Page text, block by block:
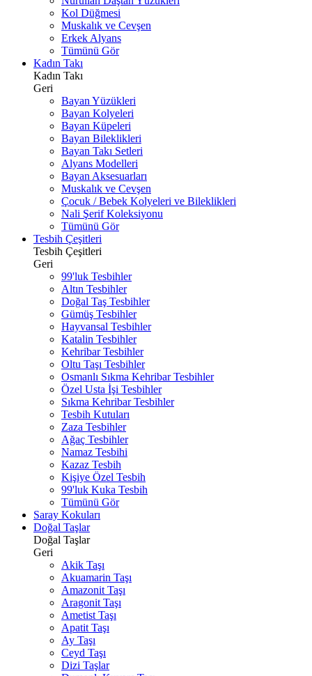
Kol Düğmesi
Muskalık ve Cevşen
Erkek Alyans
Tümünü Gör
Kadın Takı
Kadın Takı
Geri
Bayan Yüzükleri
Bayan Kolyeleri
Bayan Küpeleri
Bayan Bileklikleri
Bayan Takı Setleri
Alyans Modelleri
Bayan Aksesuarları
Muskalık ve Cevşen
Çocuk / Bebek Kolyeleri ve Bileklikleri
Nali Şerif Koleksiyonu
Tümünü Gör
Tesbih Çeşitleri
Tesbih Çeşitleri
Geri
99'luk Tesbihler
Altın Tesbihler
Doğal Taş Tesbihler
Gümüş Tesbihler
Hayvansal Tesbihler
Katalin Tesbihler
Kehribar Tesbihler
Oltu Taşı Tesbihler
Osmanlı Sıkma Kehribar Tesbihler
Özel Usta İşi Tesbihler
Sıkma Kehribar Tesbihler
Tesbih Kutuları
Zaza Tesbihler
Ağaç Tesbihler
Namaz Tesbihi
Kazaz Tesbih
Kişiye Özel Tesbih
99'luk Kuka Tesbih
Tümünü Gör
Saray Kokuları
Doğal Taşlar
Doğal Taşlar
Geri
Akik Taşı
Akuamarin Taşı
Amazonit Taşı
Aragonit Taşı
Ametist Taşı
Apatit Taşı
Ay Taşı
Ceyd Taşı
Dizi Taşlar